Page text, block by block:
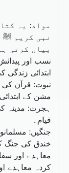
مواد: یہ
نبی کریم ﷺ
بیان کرتی
نسب اور
ابتدائی زندگی
مشن کے
ہجرت: مدینہ
قیام۔
جنگیں:
خندق کی جنگ
معاہدے اور
کردہ معاہدے